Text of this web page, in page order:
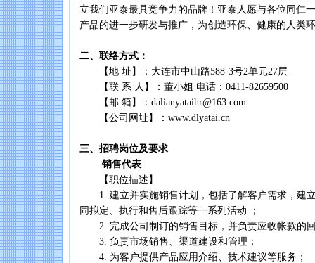
立我们亚泰最具竞争力的品牌！亚泰人愿与各位同仁
产品的进一步研发与推广，为创造环保、健康的人类
二、联络方式：
【地 址】：大连市中山路588-3号2单元27层
【联 系 人】：董小姐 电话：0411-82659500
【邮 箱】：dalianyataihr@163.com
【公司网址】：www.dlyatai.cn
三、招聘岗位及要求
销售代表
【职位描述】
1. 建立并实施销售计划，包括了解客户需求，建
同拟定、执行和售后跟踪等一系列活动 ；
2. 完成公司制订的销售目标，并负责应收帐款的
3. 负责市场销售、渠道建设和管理；
4. 为客户提供产品应用介绍、技术建议等服务；